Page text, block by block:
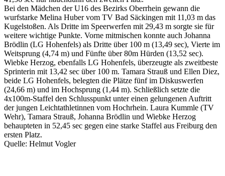
Bei den Mädchen der U16 des Bezirks Oberrhein gewann die
wurfstarke Melina Huber vom TV Bad Säckingen mit 11,03 m das
Kugelstoßen. Als Dritte im Speerwerfen mit 29,43 m sorgte sie für
weitere wichtige Punkte. Vorne mitmischen konnte auch Johanna
Brödlin (LG Hohenfels) als Dritte über 100 m (13,49 sec), Vierte im
Weitsprung (4,74 m) und Fünfte über 80m Hürden (13,52 sec).
Wiebke Herzog, ebenfalls LG Hohenfels, überzeugte als zweitbeste
Sprinterin mit 13,42 sec über 100 m. Tamara Strauß und Ellen Diez,
beide LG Hohenfels, belegten die Plätze fünf im Diskuswerfen
(24,66 m) und im Hochsprung (1,44 m). Schließlich setzte die
4x100m-Staffel den Schlusspunkt unter einen gelungenen Auftritt
der jungen Leichtathletinnen vom Hochrhein. Laura Kummle (TV
Wehr), Tamara Strauß, Johanna Brödlin und Wiebke Herzog
behaupteten in 52,45 sec gegen eine starke Staffel aus Freiburg den
ersten Platz.
Quelle: Helmut Vogler